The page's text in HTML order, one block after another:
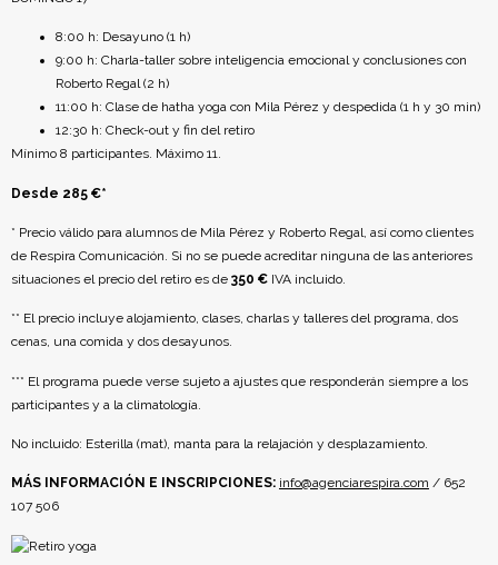
8:00 h: Desayuno (1 h)
9:00 h: Charla-taller sobre inteligencia emocional y conclusiones con
Roberto Regal (2 h)
11:00 h: Clase de hatha yoga con Mila Pérez y despedida (1 h y 30 min)
12:30 h: Check-out y fin del retiro
Mínimo 8 participantes. Máximo 11.
Desde 285 €*
* Precio válido para alumnos de Mila Pérez y Roberto Regal, así como clientes
de Respira Comunicación. Si no se puede acreditar ninguna de las anteriores
situaciones el precio del retiro es de 350 € IVA incluido.
** El precio incluye alojamiento, clases, charlas y talleres del programa, dos
cenas, una comida y dos desayunos.
*** El programa puede verse sujeto a ajustes que responderán siempre a los
participantes y a la climatología.
No incluido: Esterilla (mat), manta para la relajación y desplazamiento.
MÁS INFORMACIÓN E INSCRIPCIONES: info@agenciarespira.com / 652
107 506